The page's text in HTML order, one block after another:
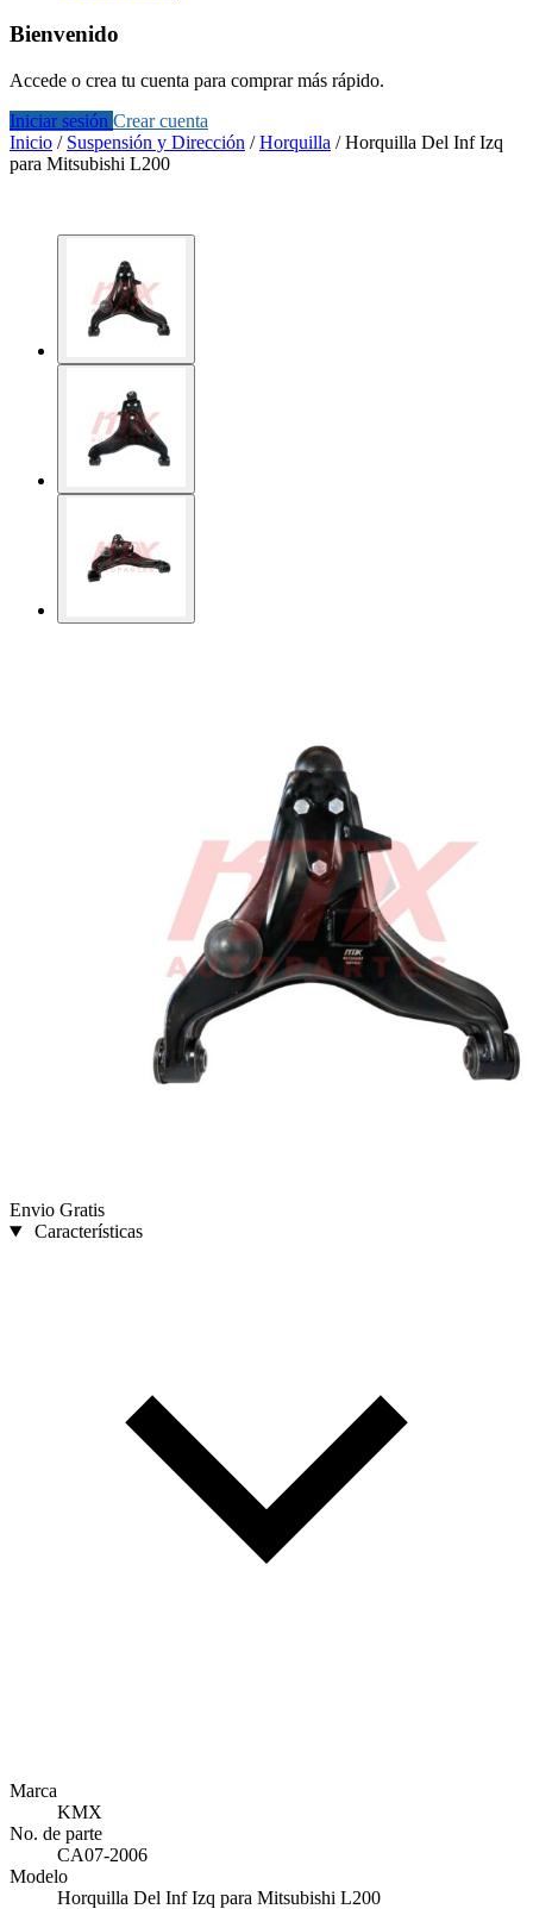
Bienvenido
Accede o crea tu cuenta para comprar más rápido.
Iniciar sesión Crear cuenta
Inicio / Suspensión y Dirección /Horquilla /Horquilla Del Inf Izq
para Mitsubishi L200
Envio Gratis
Características
Marca
KMX
No. de parte
CA07-2006
Modelo
Horquilla Del Inf Izq para Mitsubishi L200